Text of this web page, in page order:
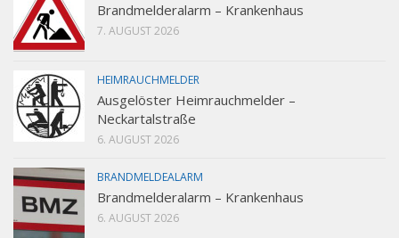
Brandmelderalarm – Krankenhaus
7. AUGUST 2026
HEIMRAUCHMELDER
Ausgelöster Heimrauchmelder –
Neckartalstraße
6. AUGUST 2026
BRANDMELDEALARM
Brandmelderalarm – Krankenhaus
6. AUGUST 2026